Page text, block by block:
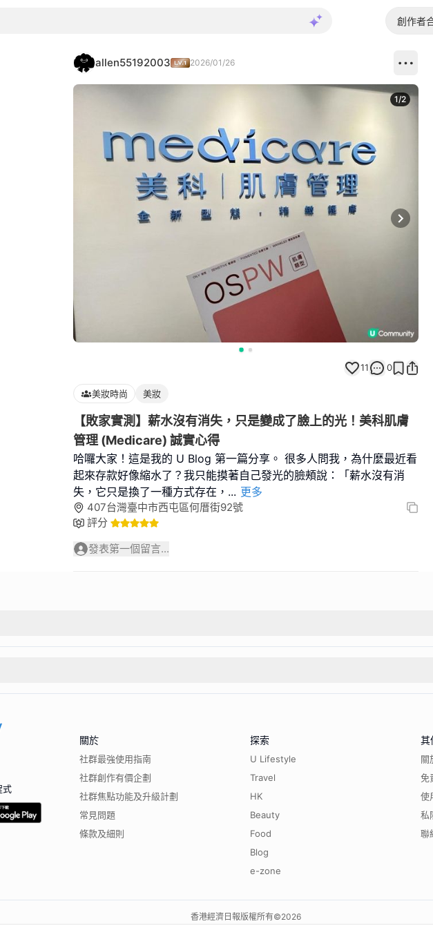
創作者
allen55192003 2026/01/26
Next
1/2
11 0
美妝時尚 美妝
【敗家實測】薪水沒有消失，只是變成了臉上的光！美科肌膚
管理 (Medicare) 誠實心得
哈囉大家！這是我的 U Blog 第一篇分享。 很多人問我，為什麼最近看
起來存款好像縮水了？我只能摸著自己發光的臉頰說：「薪水沒有消
失，它只是換了一種方式存在， ... 更多
407台灣臺中市西屯區何厝街92號
評分
發表第一個留言...
式
關於
社群最強使用指南
社群創作有價企劃
社群焦點功能及升級計劃
常見問題
條款及細則
探索
U Lifestyle
Travel
HK
Beauty
Food
Blog
e-zone
其
關
免
使
私
聯
香港經濟日報版權所有©2026